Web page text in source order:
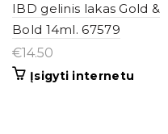
IBD gelinis lakas Gold &
Bold 14ml. 67579
€14.50
Įsigyti internetu